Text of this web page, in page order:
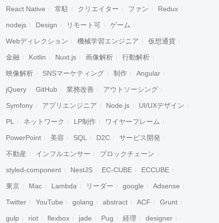
React Native 常駐 クリエイター ファン Redux
nodejs Design リモート可 ゲーム
Webディレクション 機械学習エンジニア 仮想通貨
金融 Kotlin Nuxt.js 画像解析 行動解析
映像解析 SNSマーケティング 制作 Angular
jQuery GitHub 業務改善 アウトソーシング
Symfony アプリエンジニア Node.js UI/UXデザイン
PL ネットワーク LP制作 ワイヤーフレーム
PowerPoint 美容 SQL D2C サービス開発
不動産 インフルエンサー ブロックチェーン
styled-component NestJS EC-CUBE ECCUBE
東京 Mac Lambda リーダー google Adsense
Twitter YouTube golang abstract ACF Grunt
gulp riot flexbox jade Pug 経理 designer